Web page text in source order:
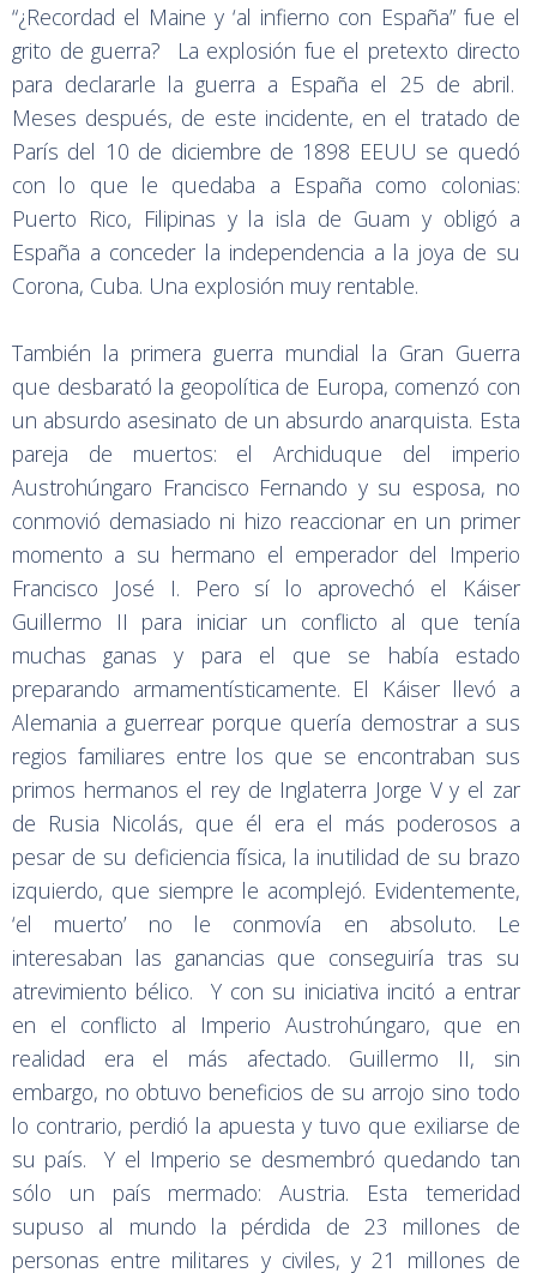
“¿Recordad el Maine y ‘al infierno con España” fue el
grito de guerra? La explosión fue el pretexto directo
para declararle la guerra a España el 25 de abril.
Meses después, de este incidente, en el tratado de
París del 10 de diciembre de 1898 EEUU se quedó
con lo que le quedaba a España como colonias:
Puerto Rico, Filipinas y la isla de Guam y obligó a
España a conceder la independencia a la joya de su
Corona, Cuba. Una explosión muy rentable.
También la primera guerra mundial la Gran Guerra
que desbarató la geopolítica de Europa, comenzó con
un absurdo asesinato de un absurdo anarquista. Esta
pareja de muertos: el Archiduque del imperio
Austrohúngaro Francisco Fernando y su esposa, no
conmovió demasiado ni hizo reaccionar en un primer
momento a su hermano el emperador del Imperio
Francisco José I. Pero sí lo aprovechó el Káiser
Guillermo II para iniciar un conflicto al que tenía
muchas ganas y para el que se había estado
preparando armamentísticamente. El Káiser llevó a
Alemania a guerrear porque quería demostrar a sus
regios familiares entre los que se encontraban sus
primos hermanos el rey de Inglaterra Jorge V y el zar
de Rusia Nicolás, que él era el más poderosos a
pesar de su deficiencia física, la inutilidad de su brazo
izquierdo, que siempre le acomplejó. Evidentemente,
‘el muerto’ no le conmovía en absoluto. Le
interesaban las ganancias que conseguiría tras su
atrevimiento bélico. Y con su iniciativa incitó a entrar
en el conflicto al Imperio Austrohúngaro, que en
realidad era el más afectado. Guillermo II, sin
embargo, no obtuvo beneficios de su arrojo sino todo
lo contrario, perdió la apuesta y tuvo que exiliarse de
su país. Y el Imperio se desmembró quedando tan
sólo un país mermado: Austria. Esta temeridad
supuso al mundo la pérdida de 23 millones de
personas entre militares y civiles, y 21 millones de